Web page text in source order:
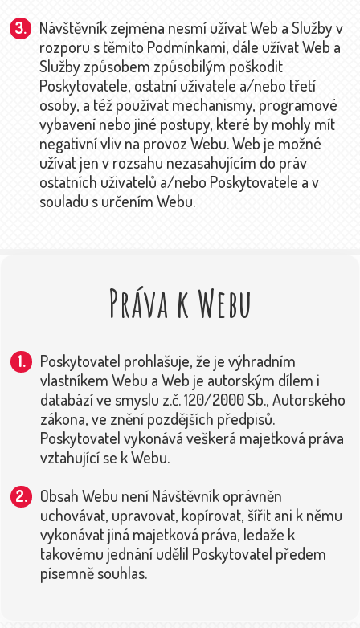
Návštěvník zejména nesmí užívat Web a Služby v
rozporu s těmito Podmínkami, dále užívat Web a
Služby způsobem způsobilým poškodit
Poskytovatele, ostatní uživatele a/nebo třetí
osoby, a též používat mechanismy, programové
vybavení nebo jiné postupy, které by mohly mít
negativní vliv na provoz Webu. Web je možné
užívat jen v rozsahu nezasahujícím do práv
ostatních uživatelů a/nebo Poskytovatele a v
souladu s určením Webu.
Práva k Webu
Poskytovatel prohlašuje, že je výhradním
vlastníkem Webu a Web je autorským dílem i
databází ve smyslu z.č. 120/2000 Sb., Autorského
zákona, ve znění pozdějších předpisů.
Poskytovatel vykonává veškerá majetková práva
vztahující se k Webu.
Obsah Webu není Návštěvník oprávněn
uchovávat, upravovat, kopírovat, šířit ani k němu
vykonávat jiná majetková práva, ledaže k
takovému jednání udělil Poskytovatel předem
písemně souhlas.